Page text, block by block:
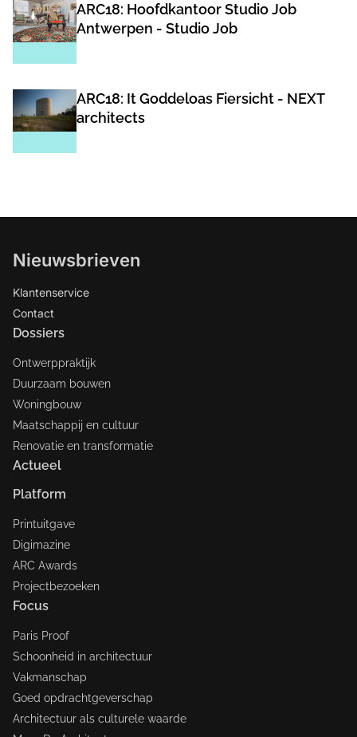
ARC18: Hoofdkantoor Studio Job
Antwerpen - Studio Job
ARC18: It Goddeloas Fiersicht - NEXT
architects
Nieuwsbrieven
Klantenservice
Contact
Dossiers
Ontwerppraktijk
Duurzaam bouwen
Woningbouw
Maatschappij en cultuur
Renovatie en transformatie
Actueel
Platform
Printuitgave
Digimazine
ARC Awards
Projectbezoeken
Focus
Paris Proof
Schoonheid in architectuur
Vakmanschap
Goed opdrachtgeverschap
Architectuur als culturele waarde